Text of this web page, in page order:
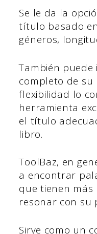
Se le da la
título basado
géneros,
También
completo de su
flexibilidad lo
herramienta
el título
libro.
ToolBaz, en
a encontrar
que tienen
resonar con su
Sirve como un